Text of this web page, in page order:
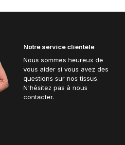
Notre service clientèle
Nous sommes heureux de
vous aider si vous avez des
questions sur nos tissus.
N'hésitez pas à nous
contacter.